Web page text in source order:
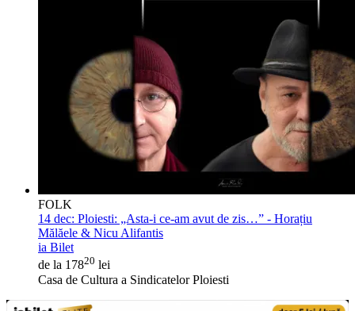
FOLK
14 dec: Ploiesti: „Asta-i ce-am avut de zis…” - Horațiu
Mălăele & Nicu Alifantis
ia Bilet
de la 17820 lei
Casa de Cultura a Sindicatelor Ploiesti